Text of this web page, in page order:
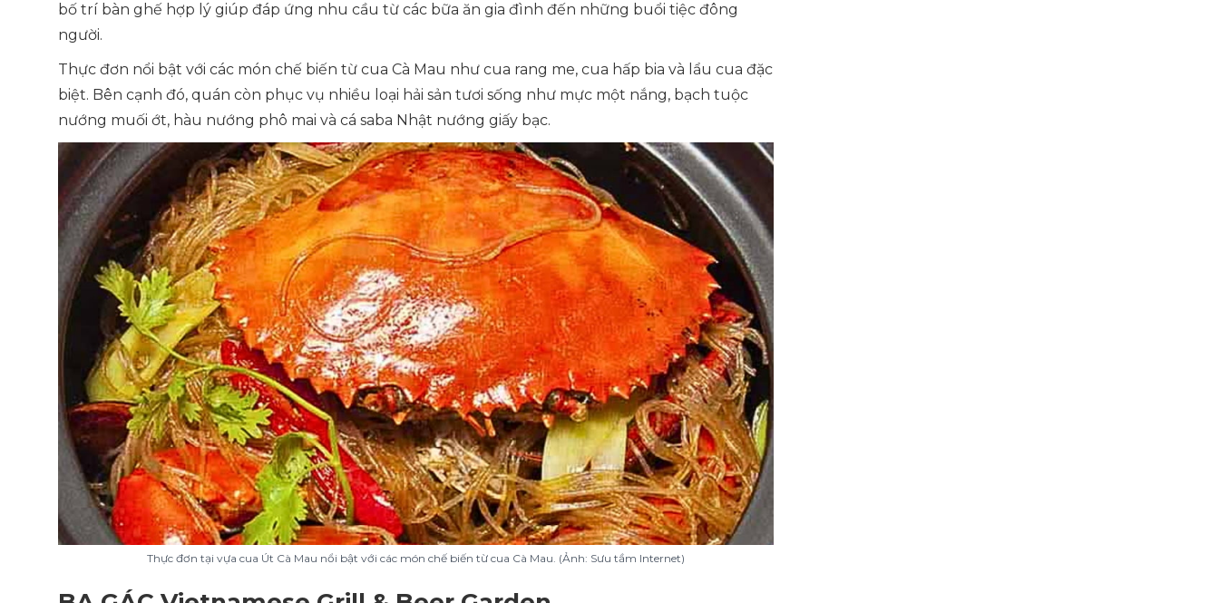
bố trí bàn ghế hợp lý giúp đáp ứng nhu cầu từ các bữa ăn gia đình đến những buổi tiệc đông
người.
Thực đơn nổi bật với các món chế biến từ cua Cà Mau như cua rang me, cua hấp bia và lẩu cua đặc
biệt. Bên cạnh đó, quán còn phục vụ nhiều loại hải sản tươi sống như mực một nắng, bạch tuộc
nướng muối ớt, hàu nướng phô mai và cá saba Nhật nướng giấy bạc.
Thực đơn tại vựa cua Út Cà Mau nổi bật với các món chế biến từ cua Cà Mau. (Ảnh: Sưu tầm Internet)